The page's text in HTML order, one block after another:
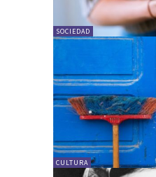
SOCIEDAD
CULTURA